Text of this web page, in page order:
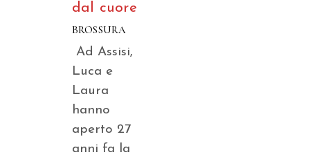
dal cuore
BROSSURA
Ad Assisi,
Luca e
Laura
hanno
aperto 27
anni fa la